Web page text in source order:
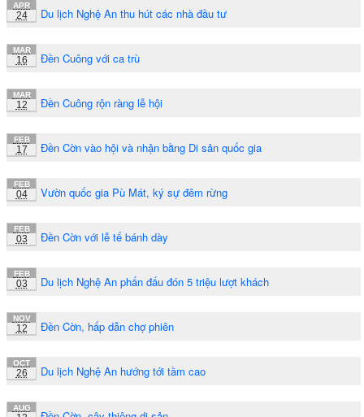
APR
24 Du lịch Nghệ An thu hút các nhà đầu tư
MAR
16 Đền Cuông với ca trù
MAR
12 Đền Cuông rộn ràng lễ hội
FEB
17 Đền Cờn vào hội và nhận bằng Di sản quốc gia
FEB
04 Vườn quốc gia Pù Mát, ký sự đêm rừng
FEB
03 Đền Cờn với lễ tế bánh dày
FEB
03 Du lịch Nghệ An phấn đấu đón 5 triệu lượt khách
NOV
12 Đền Cờn, hấp dẫn chợ phiên
OCT
26 Du lịch Nghệ An hướng tới tầm cao
AUG